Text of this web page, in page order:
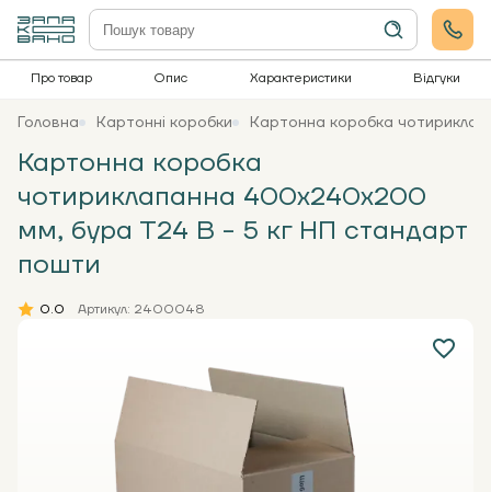
Про товар Опис Характеристики Відгуки
Головна Картонні коробки Картонна коробка
Картонна коробка
чотириклапанна 400х240х200
мм, бура Т24 В - 5 кг НП стандарт
пошти
0.0 Артикул: 2400048